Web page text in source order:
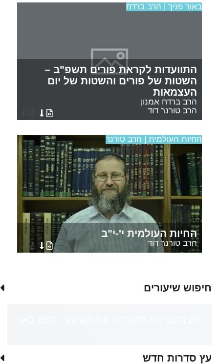
באור פניך | הרב ברדח
התוועדות לקראת פורים תשפ"ב –
השטות של פורים והשטות של יום
העצמאות
הרב ברדח אמנון
הרב טורנר דוד
החיות העולמית | הרב טורנר
החיות העולמית י'-י"ב
הרב טורנר דוד
חיפוש שיעורים
עץ סדרות חדש